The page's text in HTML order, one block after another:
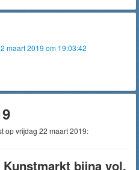
maart 2019 om 19:03:42
op vrijdag 22 maart 2019:
bijna vol,